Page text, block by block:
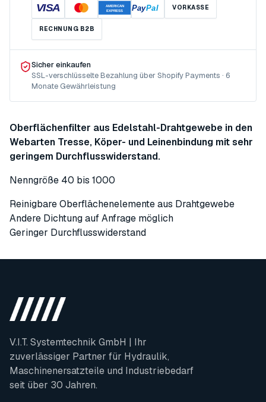
VISA
AMERICAN
EXPRESS
PayPal VORKASSE
RECHNUNG B2B
Sicher einkaufen
SSL-verschlüsselte Bezahlung über Shopify Payments · 6
Monate Gewährleistung
Oberflächenfilter aus Edelstahl-Drahtgewebe in den
Webarten Tresse, Köper- und Leinenbindung mit sehr
geringem Durchflusswiderstand.
Nenngröße 40 bis 1000
Reinigbare Oberflächenelemente aus Drahtgewebe
Andere Dichtung auf Anfrage möglich
Geringer Durchflusswiderstand
V.I.T. Systemtechnik GmbH | Ihr
zuverlässiger Partner für Hydraulik,
Maschinenersatzteile und Industriebedarf
seit über 30 Jahren.